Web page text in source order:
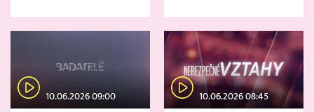
10.06.2026 09:00 10.06.2026 08:45